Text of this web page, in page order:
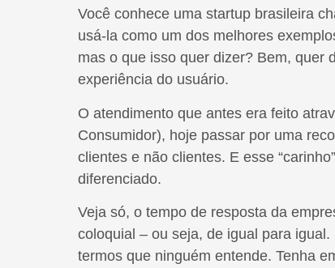
Você conhece uma startup brasileira
usá-la como um dos melhores
mas o que isso quer dizer? Bem, quer
experiência do usuário.
O atendimento que antes era feito
Consumidor), hoje passar por uma
clientes e não clientes. E esse
diferenciado.
Veja só, o tempo de resposta da
coloquial – ou seja, de igual para
termos que ninguém entende. Tenha